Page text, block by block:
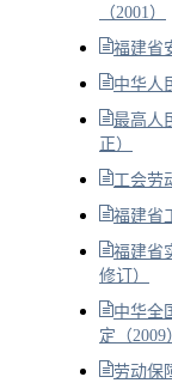
（2001）
福建省
中华人
最高人
正）
工会劳
福建省
福建省
修订）
中华全
定（2009
劳动保